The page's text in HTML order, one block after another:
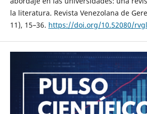
la literatura. Revista Venezolana de
11), 15–36. https://doi.org/10.52080/